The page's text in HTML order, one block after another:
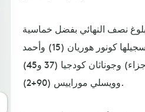
نصف النهائي بفضل خماسية
مدوية تداول على تسجيلها كونور هوريان (15) وأحمد
المحمدي (17 من ركلة جزاء) وجوناثان كودجيا (37 و45)
وويسلي موراييس (90+2).